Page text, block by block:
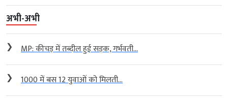
अभी-अभी
❯ MP: कीचड़ में तब्दील हुई सड़क, गर्भवती...
❯ 1000 में बस 12 युवाओं को मिलती...